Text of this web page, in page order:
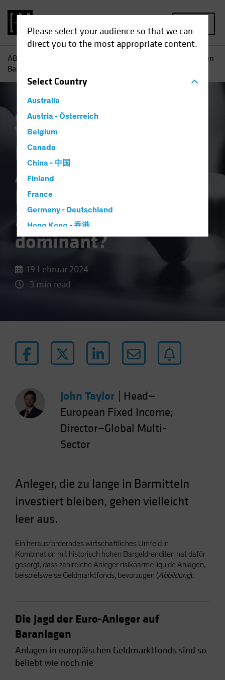
Please select your audience so that we can
direct you to the most appropriate content.
SelectCountry
Australia
Austria - Österreich
Belgium
Canada
China - 中国
Finland
France
Germany - Deutschland
Hong Kong - 香港
Hungary
Italy - Italia
Japan - 日本
New Zealand
Norway
Poland
Portugal
Singapore
South Korea - 대한민국
Switzerland
Taiwan - 台灣
UK
US (Non-US Citizens/NRC)
AB
Europäische Anleihen: Bleiben
Baranlagen nach der Zinswende dominant?
Einkommen Investieren im Spätzyklus
Vermögensaufteilung
Europäische
Anleihen: Bleiben
Baranlagen nach der
Zinswende
dominant?
19 Februar 2024
3 min read
John Taylor
Head—
European Fixed Income;
Director—Global Multi-
Sector
Anleger, die zu lange in Barmitteln
investiert bleiben, gehen vielleicht
leer aus.
Ein herausforderndes wirtschaftliches Umfeld in
Kombination mit historisch hohen Bargeldrenditen hat dafür
gesorgt, dass zahlreiche Anleger risikoarme liquide Anlagen,
beispielsweise Geldmarktfonds, bevorzugen (Abbildung).
Die Jagd der Euro-Anleger auf
Baranlagen
Anlagen in europäischen Geldmarktfonds sind so
beliebt wie noch nie